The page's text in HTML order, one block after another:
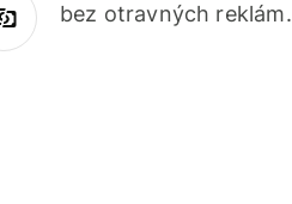
bez otravných reklám.